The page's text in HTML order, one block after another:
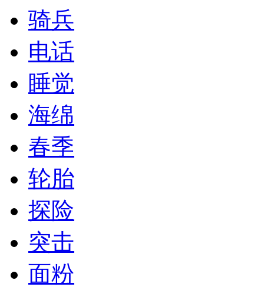
骑兵
电话
睡觉
海绵
春季
轮胎
探险
突击
面粉